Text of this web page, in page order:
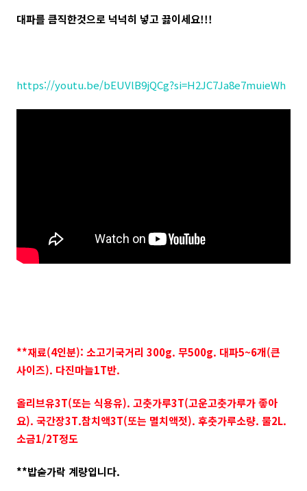
대파를 큼직한것으로 넉넉히 넣고 끓이세요!!!
https://youtu.be/bEUVlB9jQCg?si=H2JC7Ja8e7muieWh
**재료(4인분): 소고기국거리 300g. 무500g. 대파5~6개(큰
사이즈). 다진마늘1T반.
올리브유3T(또는 식용유). 고춧가루3T(고운고춧가루가 좋아
요). 국간장3T.참치액3T(또는 멸치액젓). 후춧가루소량. 물2L.
소금1/2T정도
**밥숟가락 계량입니다.